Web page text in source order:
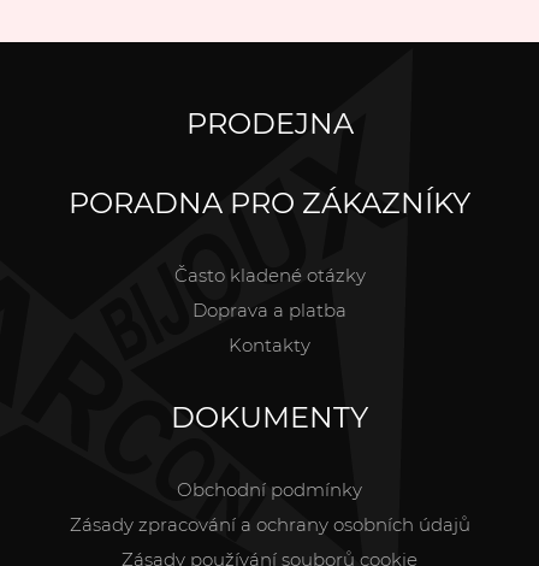
PRODEJNA
PORADNA PRO ZÁKAZNÍKY
Často kladené otázky
Doprava a platba
Kontakty
DOKUMENTY
Obchodní podmínky
Zásady zpracování a ochrany osobních údajů
Zásady používání souborů cookie